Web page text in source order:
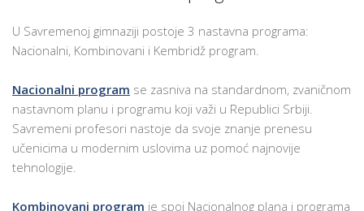
U Savremenoj gimnaziji postoje 3 nastavna programa:
Nacionalni, Kombinovani i Kembridž program.
Nacionalni program se zasniva na standardnom, zvaničnom
nastavnom planu i programu koji važi u Republici Srbiji.
Savremeni profesori nastoje da svoje znanje prenesu
učenicima u modernim uslovima uz pomoć najnovije
tehnologije.
Kombinovani program je spoj Nacionalnog plana i programa